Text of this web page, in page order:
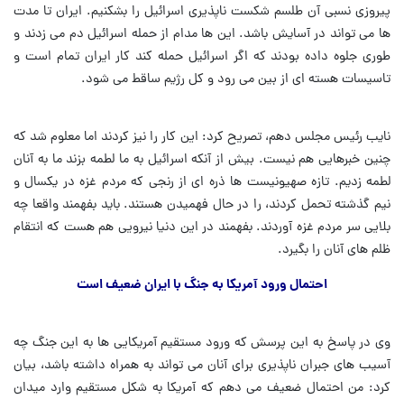
پیروزی نسبی آن طلسم شکست ناپذیری اسرائیل را بشکنیم. ایران تا مدت
ها می تواند در آسایش باشد. این ها مدام از حمله اسرائیل دم می زدند و
طوری جلوه داده بودند که اگر اسرائیل حمله کند کار ایران تمام است و
تاسیسات هسته ای از بین می رود و کل رژیم ساقط می شود.
نایب رئیس مجلس دهم، تصریح کرد: این کار را نیز کردند اما معلوم شد که
چنین خبرهایی هم نیست. بیش از آنکه اسرائیل به ما لطمه بزند ما به آنان
لطمه زدیم. تازه صهیونیست ها ذره ای از رنجی که مردم غزه در یکسال و
نیم گذشته تحمل کردند، را در حال فهمیدن هستند. باید بفهمند واقعا چه
بلایی سر مردم غزه آوردند. بفهمند در این دنیا نیرویی هم هست که انتقام
ظلم های آنان را بگیرد.
احتمال ورود آمریکا به جنگ با ایران ضعیف است
وی در پاسخ به این پرسش که ورود مستقیم آمریکایی ها به این جنگ چه
آسیب های جبران ناپذیری برای آنان می تواند به همراه داشته باشد، بیان
کرد: من احتمال ضعیف می دهم که آمریکا به شکل مستقیم وارد میدان